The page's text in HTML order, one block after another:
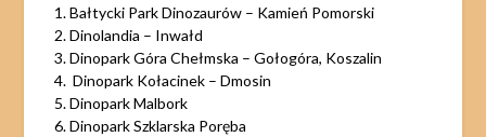
Bałtycki Park Dinozaurów – Kamień Pomorski
Dinolandia – Inwałd
Dinopark Góra Chełmska – Gołogóra, Koszalin
Dinopark Kołacinek – Dmosin
Dinopark Malbork
Dinopark Szklarska Poręba